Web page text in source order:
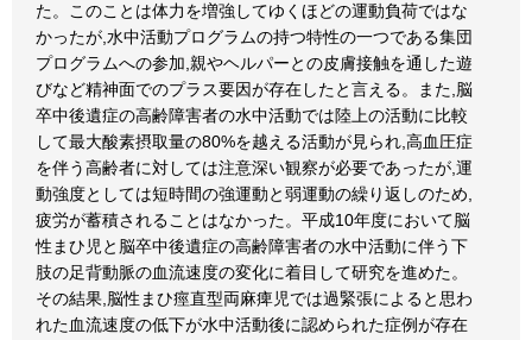
た。このことは体力を増強してゆくほどの運動負荷ではな
かったが,水中活動プログラムの持つ特性の一つである集団
プログラムへの参加,親やヘルパーとの皮膚接触を通した遊
びなど精神面でのプラス要因が存在したと言える。また,脳
卒中後遺症の高齢障害者の水中活動では陸上の活動に比較
して最大酸素摂取量の80%を越える活動が見られ,高血圧症
を伴う高齢者に対しては注意深い観察が必要であったが,運
動強度としては短時間の強運動と弱運動の繰り返しのため,
疲労が蓄積されることはなかった。平成10年度において脳
性まひ児と脳卒中後遺症の高齢障害者の水中活動に伴う下
肢の足背動脈の血流速度の変化に着目して研究を進めた。
その結果,脳性まひ痙直型両麻痺児では過緊張によると思わ
れた血流速度の低下が水中活動後に認められた症例が存在